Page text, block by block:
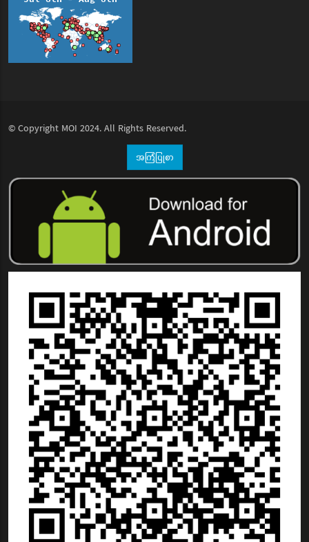
© Copyright MOI 2024. All Rights Reserved.
အကြံပြုစာ